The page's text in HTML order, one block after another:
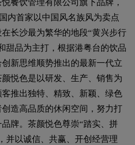
餐饮管理有限公司旗下品牌，
内首家以中国风名族风为卖点
长沙最为繁华的地段“黄兴步行
甜品为主打，根据港粤台的饮品
新思维顺势推出的最新一代立
悦色是以研发、生产、销售为
推出独特、精致、新颖、绿色
造高品质的休闲空间，努力打
牌。茶颜悦色尊崇“踏实、拼
并以诚信、共赢、开创经营理